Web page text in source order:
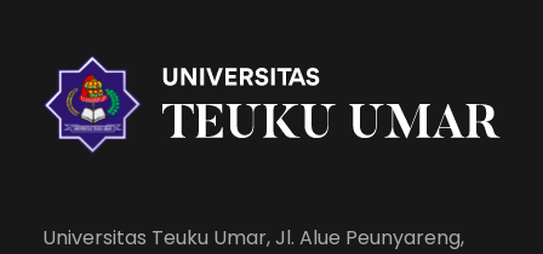
Universitas Teuku Umar, Jl. Alue Peunyareng,